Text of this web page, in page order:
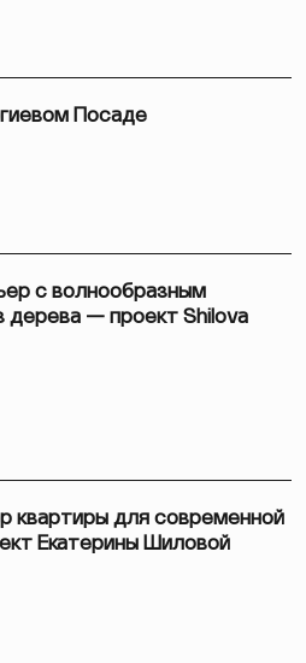
Посаде
с волнообразным
дерева — проект Shilova
квартиры для современной
Екатерины Шиловой